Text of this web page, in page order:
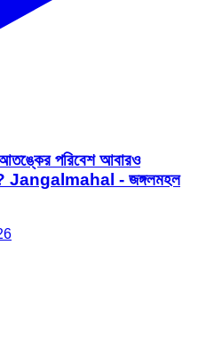
পরিবেশ আবারও
Jangalmahal - জঙ্গলমহল